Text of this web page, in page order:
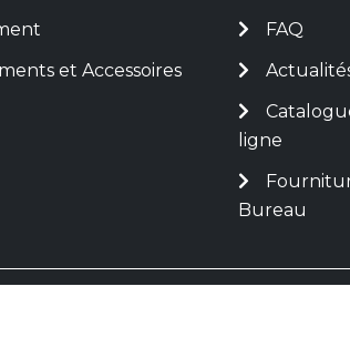
et Accessoires
FAQ
ligne
Bureau